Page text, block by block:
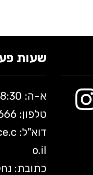
שעות
א-ה: 8:30 עד 16:30
טלפון: 050-5
דוא"ל:
o.il